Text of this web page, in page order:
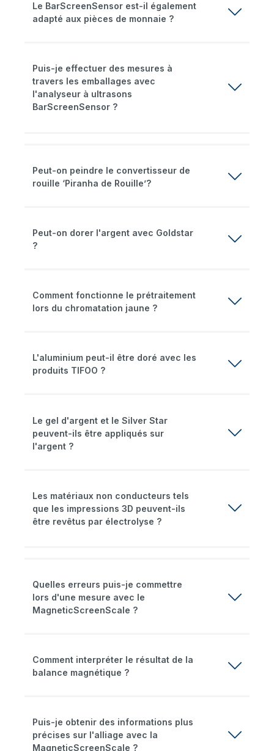
Le BarScreenSensor est-il également
adapté aux pièces de monnaie ?
Puis-je effectuer des mesures à
travers les emballages avec
l'analyseur à ultrasons
BarScreenSensor ?
Peut-on peindre le convertisseur de
rouille ‘Piranha de Rouille’?
Peut-on dorer l'argent avec Goldstar
?
Comment fonctionne le prétraitement
lors du chromatation jaune ?
L'aluminium peut-il être doré avec les
produits TIFOO ?
Le gel d'argent et le Silver Star
peuvent-ils être appliqués sur
l'argent ?
Les matériaux non conducteurs tels
que les impressions 3D peuvent-ils
être revêtus par électrolyse ?
Quelles erreurs puis-je commettre
lors d'une mesure avec le
MagneticScreenScale ?
Comment interpréter le résultat de la
balance magnétique ?
Puis-je obtenir des informations plus
précises sur l'alliage avec la
MagneticScreenScale ?